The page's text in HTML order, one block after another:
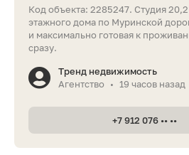
Код объекта: 2285247. Студия
этажного дома по Муринской
и максимально готовая к
сразу.
Тренд недвижимость
Агентство
• 19 часов назад
+7 912 076 •• ••